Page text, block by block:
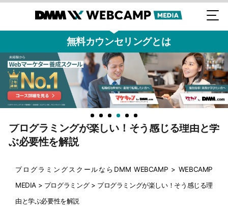
無料カウンセリングとは
プログラミングが楽しい！そう感じる理由と学
ぶ必要性を解説
プログラミングスクールならDMM WEBCAMP > WEBCAMP
MEDIA > プログラミング> プログラミングが楽しい！そう感じる理
由と学ぶ必要性を解説